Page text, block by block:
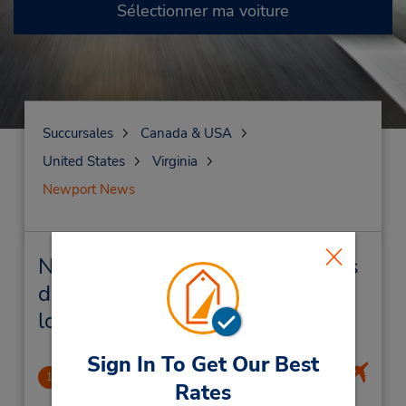
Sign In To Get Our Best
Rates
Sélectionner ma voiture
Succursales
Canada & USA
United States
Virginia
Newport News
Newport News Succursales près
de chez vous et succursales de
location de véhicule
1 Newport News/Wllmsbrg Intl Apo